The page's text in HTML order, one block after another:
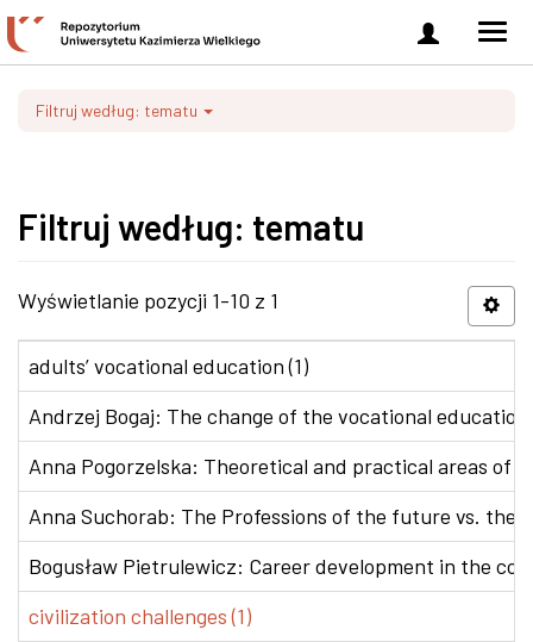
Zaloguj
się
Filtruj według: tematu
Filtruj według: tematu
Wyświetlanie pozycji 1-10 z 1
adults’ vocational education (1)
Andrzej Bogaj: The change of the vocational
Anna Pogorzelska: Theoretical and practical areas of
Anna Suchorab: The Professions of the future vs. the
Bogusław Pietrulewicz: Career development in the
civilization challenges (1)